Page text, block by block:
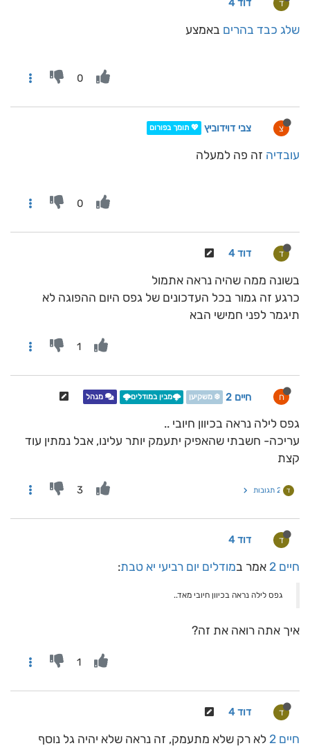
ד דוד 4
שלג כבד בהרים באמצע
0
צ צבי דוידוביץ 💖 תומך בפורום
עובדיה זה פה למעלה
0
ד דוד 4
בשונה ממה שהיה נראה אתמול
כרגע זה גמור בכל העדכונים של גפס היום ההפוגה לא
תיגמר לפני חמישי הבא
1
ח חיים 2 ❄️ משקיען 🌩️מבין במודלים🌩️ מנהל
גפס לילה נראה בכיוון חיובי ..
עריכה- חשבתי שהאפיק יתעמק יותר עלינו, אבל נמתין עוד
קצת
ד 2 תגובות 3
ד דוד 4
חיים 2 אמר במודלים יום רביעי יא טבת:
גפס לילה נראה בכיוון חיובי מאד..
איך אתה רואה את זה?
1
ד דוד 4
חיים 2
לא רק שלא מתעמק, זה נראה שלא יהיה גל נוסף